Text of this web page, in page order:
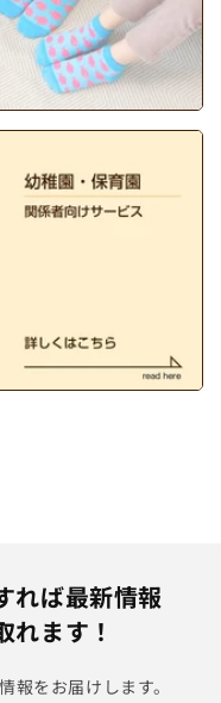
れば最新情報
れます！
報をお届けします。